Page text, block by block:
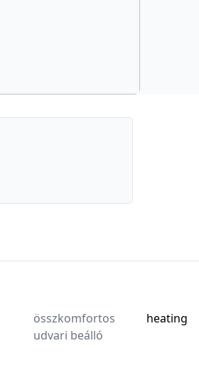
összkomfortos
heating
udvari beálló